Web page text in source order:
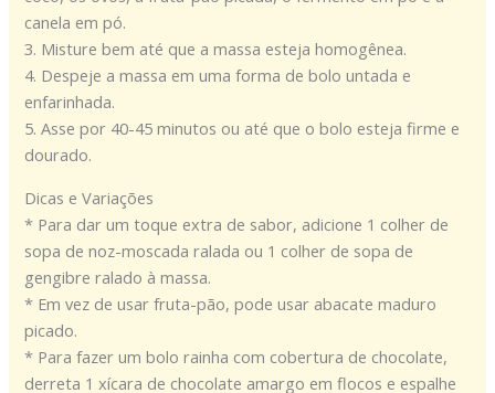
canela em pó.
3. Misture bem até que a massa esteja homogênea.
4. Despeje a massa em uma forma de bolo untada e
enfarinhada.
5. Asse por 40-45 minutos ou até que o bolo esteja firme e
dourado.
Dicas e Variações
* Para dar um toque extra de sabor, adicione 1 colher de
sopa de noz-moscada ralada ou 1 colher de sopa de
gengibre ralado à massa.
* Em vez de usar fruta-pão, pode usar abacate maduro
picado.
* Para fazer um bolo rainha com cobertura de chocolate,
derreta 1 xícara de chocolate amargo em flocos e espalhe